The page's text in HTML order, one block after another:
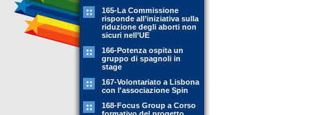
165-La Commissione
risponde all’iniziativa sulla
riduzione degli aborti non
sicuri nell’UE
166-Potenza ospita un
gruppo di spagnoli in
stage
167-Volontariato a Lisbona
con l'associazione Spin
168-Focus Group a Corso